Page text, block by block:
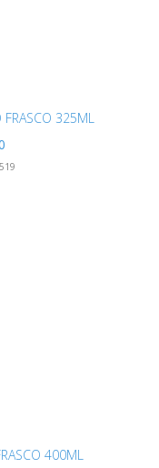
FRASCO 325ML
400ML